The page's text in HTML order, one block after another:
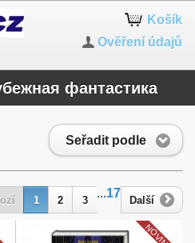
Košík
Ověření údajů
фантастика
Seřadit podle
1 2 3
...17
Další